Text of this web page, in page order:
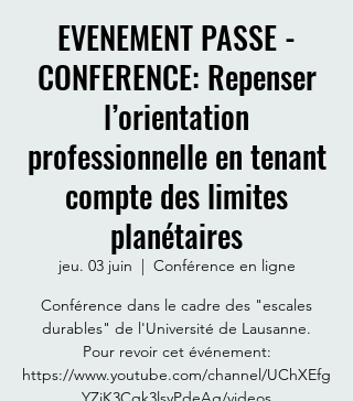
EVENEMENT PASSE -
CONFERENCE: Repenser
l’orientation
professionnelle en tenant
compte des limites
planétaires
jeu. 03 juin
  |
Conférence en ligne
Conférence dans le cadre des "escales
durables" de l'Université de Lausanne.
Pour revoir cet événement:
https://www.youtube.com/channel/UChXEfg